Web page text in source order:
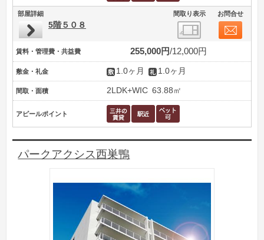
部屋詳細 間取り表示 お問合せ
5階５０８
賃料・管理費・共益費 255,000円 12,000円
敷金・礼金 1.0ヶ月 1.0ヶ月
間取・面積 2LDK+WIC 63.88㎡
アピールポイント
パークアクシス西巣鴨